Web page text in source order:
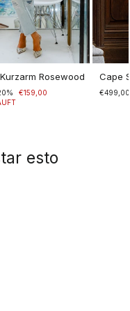
Rosewood
€159,00
Cape
€499,00
esto